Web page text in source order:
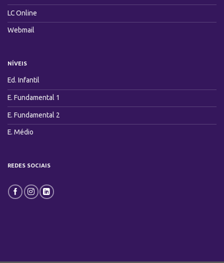
LC Online
Webmail
NÍVEIS
Ed. Infantil
E. Fundamental 1
E. Fundamental 2
E. Médio
REDES SOCIAIS